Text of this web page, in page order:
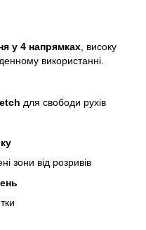
у 4 напрямках, високу
використанні.
для свободи рухів
зони від розривів